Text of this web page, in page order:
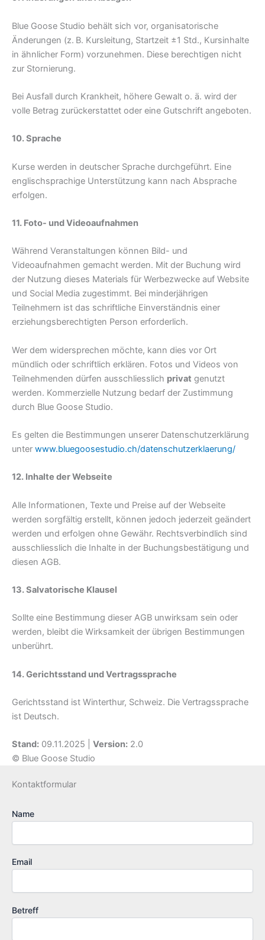
Blue Goose Studio behält sich vor, organisatorische
Änderungen (z. B. Kursleitung, Startzeit ±1 Std., Kursinhalte
in ähnlicher Form) vorzunehmen. Diese berechtigen nicht
zur Stornierung.
Bei Ausfall durch Krankheit, höhere Gewalt o. ä. wird der
volle Betrag zurückerstattet oder eine Gutschrift angeboten.
10. Sprache
Kurse werden in deutscher Sprache durchgeführt. Eine
englischsprachige Unterstützung kann nach Absprache
erfolgen.
11. Foto- und Videoaufnahmen
Während Veranstaltungen können Bild- und
Videoaufnahmen gemacht werden. Mit der Buchung wird
der Nutzung dieses Materials für Werbezwecke auf Website
und Social Media zugestimmt. Bei minderjährigen
Teilnehmern ist das schriftliche Einverständnis einer
erziehungsberechtigten Person erforderlich.
Wer dem widersprechen möchte, kann dies vor Ort
mündlich oder schriftlich erklären. Fotos und Videos von
Teilnehmenden dürfen ausschliesslich privat genutzt
werden. Kommerzielle Nutzung bedarf der Zustimmung
durch Blue Goose Studio.
Es gelten die Bestimmungen unserer Datenschutzerklärung
unter www.bluegoosestudio.ch/datenschutzerklaerung/
12. Inhalte der Webseite
Alle Informationen, Texte und Preise auf der Webseite
werden sorgfältig erstellt, können jedoch jederzeit geändert
werden und erfolgen ohne Gewähr. Rechtsverbindlich sind
ausschliesslich die Inhalte in der Buchungsbestätigung und
diesen AGB.
13. Salvatorische Klausel
Sollte eine Bestimmung dieser AGB unwirksam sein oder
werden, bleibt die Wirksamkeit der übrigen Bestimmungen
unberührt.
14. Gerichtsstand und Vertragssprache
Gerichtsstand ist Winterthur, Schweiz. Die Vertragssprache
ist Deutsch.
Stand: 09.11.2025 | Version: 2.0
© Blue Goose Studio
Kontaktformular
Name
Email
Betreff